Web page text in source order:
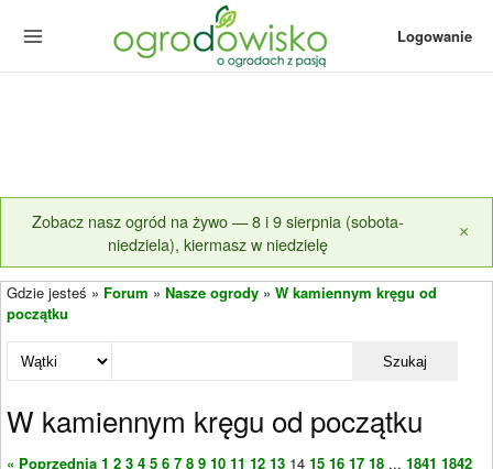
Logowanie
Zobacz nasz ogród na żywo — 8 i 9 sierpnia (sobota-
niedziela), kiermasz w niedzielę
×
Gdzie jesteś » Forum » Nasze ogrody » W kamiennym kręgu od
początku
Szukaj
W kamiennym kręgu od początku
« Poprzednia 1 2 3 4 5 6 7 8 9 10 11 12 13 14 15 16 17 18 ... 1841 1842